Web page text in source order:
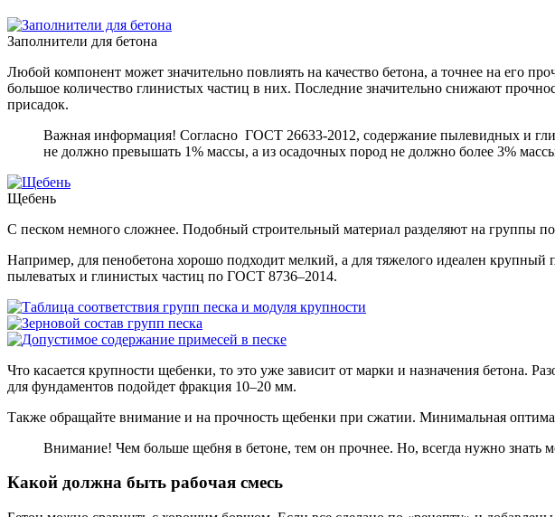
Заполнители для бетона
Любой компонент может значительно повлиять на качество бетона, а точнее на его
большое количество глинистых частиц в них. Последние значительно снижают
присадок.
Важная информация! Согласно ГОСТ 26633-2012, содержание пылевидных и
не должно превышать 1% массы, а из осадочных пород не должно более 3%
Щебень
С песком немного сложнее. Подобный строительный материал разделяют на группы
Например, для пенобетона хорошо подходит мелкий, а для тяжелого идеален
пылеватых и глинистых частиц по ГОСТ 8736–2014.
Что касается крупности щебенки, то это уже зависит от марки и назначения бетона.
для фундаментов подойдет фракция 10–20 мм.
Также обращайте внимание и на прочность щебенки при сжатии. Минимальная
Внимание! Чем больше щебня в бетоне, тем он прочнее. Но, всегда нужно знать
Какой должна быть рабочая смесь